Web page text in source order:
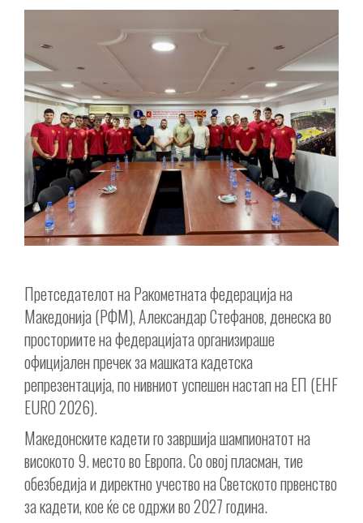
Претседателот на Ракометната федерација на
Македонија (РФМ), Александар Стефанов, денеска во
просториите на федерацијата организираше
официјален пречек за машката кадетска
репрезентација, по нивниот успешен настап на ЕП (EHF
EURO 2026).
Македонските кадети го завршија шампионатот на
високото 9. место во Европа. Со овој пласман, тие
обезбедија и директно учество на Светското првенство
за кадети, кое ќе се одржи во 2027 година.